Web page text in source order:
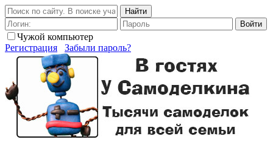
Найти
Войти
Чужой компьютер
Регистрация
Забыли пароль?